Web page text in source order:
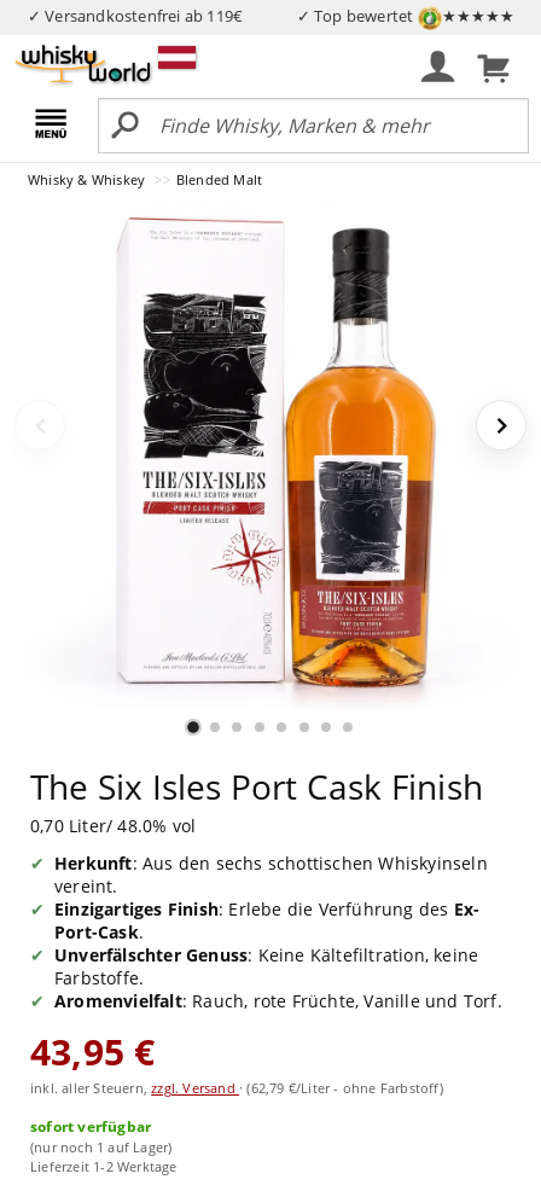
✓ Versandkostenfrei ab 119€ ✓ Top bewertet ★★★★★
Whisky & Whiskey Blended Malt
The Six Isles Port Cask Finish
0,70 Liter/ 48.0% vol
Herkunft: Aus den sechs schottischen Whiskyinseln
vereint.
Einzigartiges Finish: Erlebe die Verführung des Ex-
Port-Cask.
Unverfälschter Genuss: Keine Kältefiltration, keine
Farbstoffe.
Aromenvielfalt: Rauch, rote Früchte, Vanille und Torf.
43,95 €
inkl. aller Steuern,zzgl. Versand ·(62,79 €/Liter - ohne Farbstoff)
sofort verfügbar
(nur noch 1 auf Lager)
Lieferzeit 1-2 Werktage